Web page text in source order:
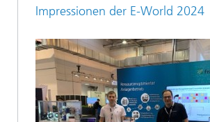
Impressionen der E-World 2024